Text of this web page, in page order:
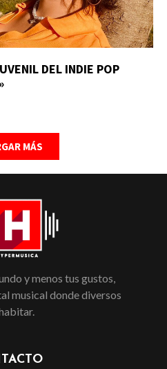
DEL INDIE POP
MÁS
y menos tus gustos,
musical donde diversos